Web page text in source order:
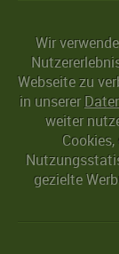
Wir
Webseite zu
in unserer
weiter
gezielte